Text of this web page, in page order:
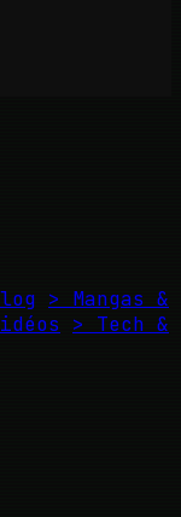
> Mangas &
> Tech &